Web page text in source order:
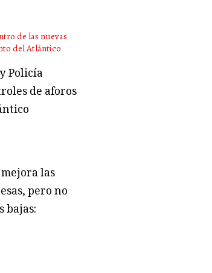
Policía
de aforos
las
pero no
bajas: